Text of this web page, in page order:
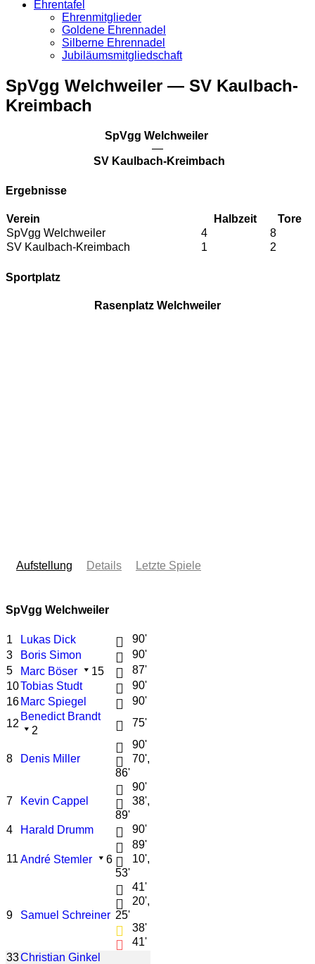
Ehrentafel
Ehrenmitglieder
Goldene Ehrennadel
Silberne Ehrennadel
Jubiläumsmitgliedschaft
SpVgg Welchweiler — SV Kaulbach-
Kreimbach
SpVgg Welchweiler
—
SV Kaulbach-Kreimbach
Ergebnisse
Verein Halbzeit
Tore
SpVgg Welchweiler
4
8
SV Kaulbach-Kreimbach
1 2
Sportplatz
Rasenplatz Welchweiler
Aufstellung Details Letzte Spiele
SpVgg Welchweiler
1 Lukas Dick
90'
3
Boris Simon
90'
5
Marc Böser 15
87'
10Tobias Studt
90'
16 Marc Spiegel
90'
12
Benedict Brandt
2
75'
8 Denis Miller
90'
70',
86'
7 Kevin Cappel
90'
38',
89'
4
Harald Drumm 90'
11 André Stemler 6
89'
10',
53'
9 Samuel Schreiner
41'
20',
25'
38'
41'
33Christian Ginkel